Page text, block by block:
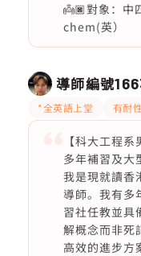
👼🏿對象：
chem(英）
導師編號
*全英語上堂 有耐性
【科大工程
多年補習及大
我是現就讀香
導師。我有多
習社任教並具
解概念而非死
高效的進步方